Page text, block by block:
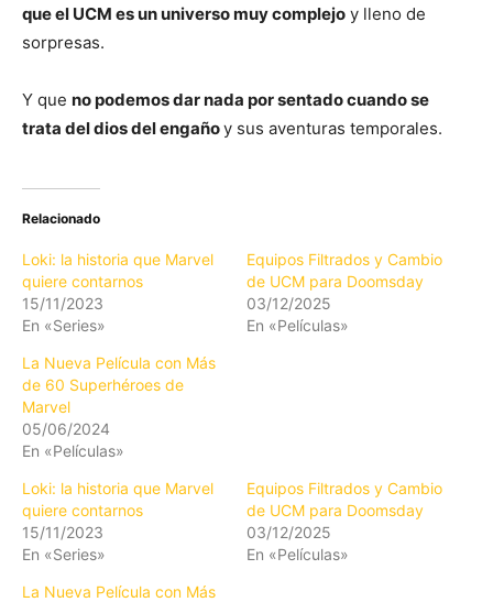
que el UCM es un universo muy complejo y lleno de
sorpresas.
Y que no podemos dar nada por sentado cuando se
trata del dios del engañoy sus aventuras temporales.
Relacionado
Loki: la historia que Marvel
quiere contarnos
15/11/2023
En «Series»
Equipos Filtrados y Cambio
de UCM para Doomsday
03/12/2025
En «Películas»
La Nueva Película con Más
de 60 Superhéroes de
Marvel
05/06/2024
En «Películas»
Loki: la historia que Marvel
quiere contarnos
15/11/2023
En «Series»
Equipos Filtrados y Cambio
de UCM para Doomsday
03/12/2025
En «Películas»
La Nueva Película con Más